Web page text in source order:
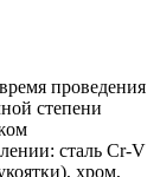
проведения
степени
сталь Cr-V
хром,